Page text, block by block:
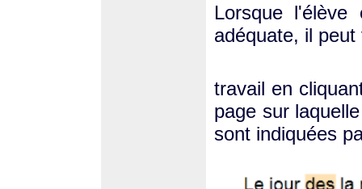
Lorsque
adéquate, il peut
travail en
page sur
sont indiquées